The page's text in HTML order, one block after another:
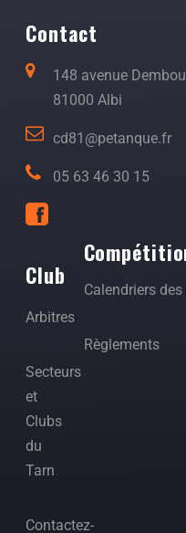
Contact
148 avenue
81000 Albi
cd81@petanque.fr
05 63 46 30 15
Club
Arbitres
Secteurs
et
Clubs
du
Tarn
Contactez-
Calendriers
Règlements